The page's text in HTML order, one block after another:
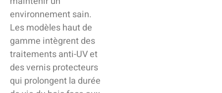
environnement sain.
Les modèles haut de
gamme intègrent des
traitements anti-UV et
des vernis protecteurs
qui prolongent la durée